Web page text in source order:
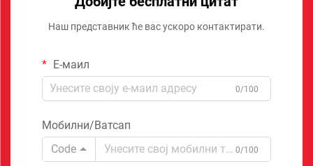
Наш представник ће вас ускоро контактирати.
Е-маил
0/100
Мобилни/Ватсап
Code
0/100